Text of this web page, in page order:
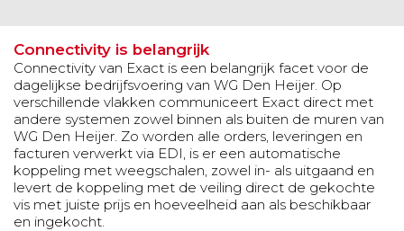
Connectivity is belangrijk
Connectivity van Exact is een belangrijk facet voor de
dagelijkse bedrijfsvoering van WG Den Heijer. Op
verschillende vlakken communiceert Exact direct met
andere systemen zowel binnen als buiten de muren van
WG Den Heijer. Zo worden alle orders, leveringen en
facturen verwerkt via EDI, is er een automatische
koppeling met weegschalen, zowel in- als uitgaand en
levert de koppeling met de veiling direct de gekochte
vis met juiste prijs en hoeveelheid aan als beschikbaar
en ingekocht.